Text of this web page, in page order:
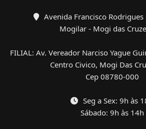
Avenida Francisco Rodrigues
Mogilar - Mogi das
FILIAL: Av. Vereador Narciso Yague
Centro Civico, Mogi Das
Cep 08780-000
Seg a Sex: 9h às
Sábado: 9h às 14h